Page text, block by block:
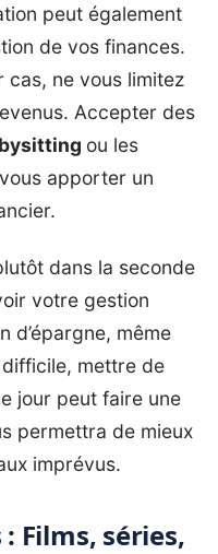
peut également
de vos finances.
cas, ne vous limitez
Accepter des
ou les
apporter un
dans la seconde
votre gestion
d’épargne, même
mettre de
jour peut faire une
permettra de mieux
imprévus.
Films, séries,